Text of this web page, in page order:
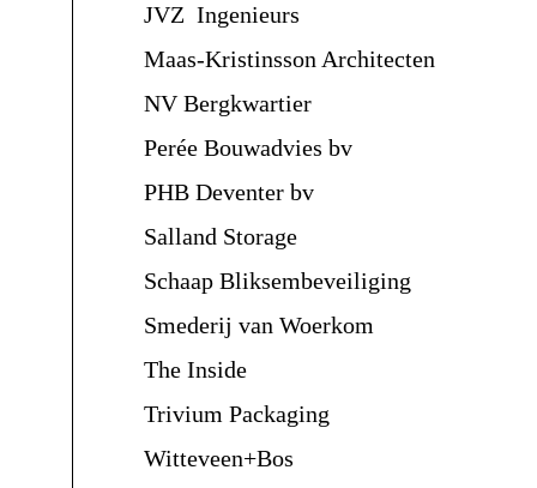
JVZ Ingenieurs
Maas-Kristinsson Architecten
NV Bergkwartier
Perée Bouwadvies bv
PHB Deventer bv
Salland Storage
Schaap Bliksembeveiliging
Smederij van Woerkom
The Inside
Trivium Packaging
Witteveen+Bos